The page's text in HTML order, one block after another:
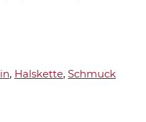
, Halskette, Schmuck